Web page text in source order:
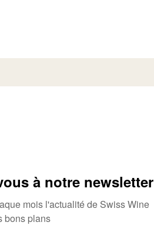
à notre newsletter
mois l'actualité de Swiss Wine
bons plans